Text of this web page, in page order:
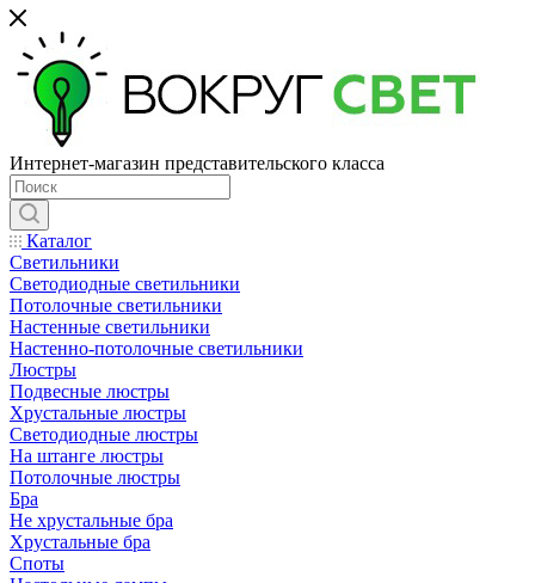
Интернет-магазин представительского класса
Каталог
Светильники
Светодиодные светильники
Потолочные светильники
Настенные светильники
Настенно-потолочные светильники
Люстры
Подвесные люстры
Хрустальные люстры
Светодиодные люстры
На штанге люстры
Потолочные люстры
Бра
Не хрустальные бра
Хрустальные бра
Споты